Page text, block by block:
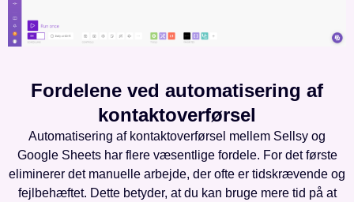
Fordelene ved automatisering af
kontaktoverførsel
Automatisering af kontaktoverførsel mellem Sellsy og
Google Sheets har flere væsentlige fordele. For det første
eliminerer det manuelle arbejde, der ofte er tidskrævende og
fejlbehæftet. Dette betyder, at du kan bruge mere tid på at